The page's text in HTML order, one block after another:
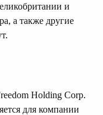
и
а также другие
Holding Corp.
для компании